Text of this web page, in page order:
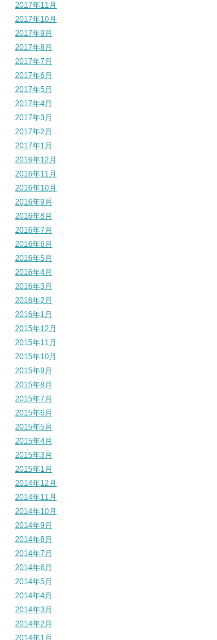
2017年11月
2017年10月
2017年9月
2017年8月
2017年7月
2017年6月
2017年5月
2017年4月
2017年3月
2017年2月
2017年1月
2016年12月
2016年11月
2016年10月
2016年9月
2016年8月
2016年7月
2016年6月
2016年5月
2016年4月
2016年3月
2016年2月
2016年1月
2015年12月
2015年11月
2015年10月
2015年9月
2015年8月
2015年7月
2015年6月
2015年5月
2015年4月
2015年3月
2015年1月
2014年12月
2014年11月
2014年10月
2014年9月
2014年8月
2014年7月
2014年6月
2014年5月
2014年4月
2014年3月
2014年2月
2014年1月